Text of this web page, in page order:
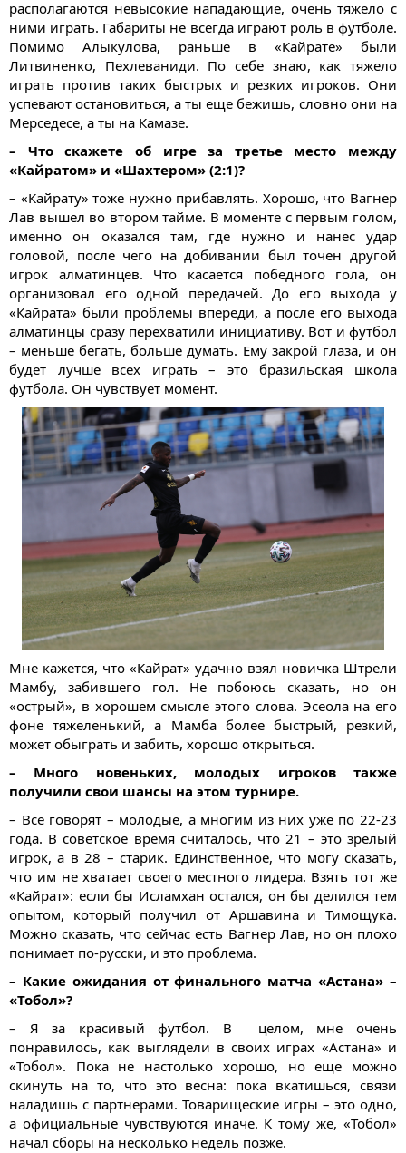
располагаются невысокие нападающие, очень тяжело с
ними играть. Габариты не всегда играют роль в футболе.
Помимо Алыкулова, раньше в «Кайрате» были
Литвиненко, Пехлеваниди. По себе знаю, как тяжело
играть против таких быстрых и резких игроков. Они
успевают остановиться, а ты еще бежишь, словно они на
Мерседесе, а ты на Камазе.
– Что скажете об игре за третье место между
«Кайратом» и «Шахтером» (2:1)?
– «Кайрату» тоже нужно прибавлять. Хорошо, что Вагнер
Лав вышел во втором тайме. В моменте с первым голом,
именно он оказался там, где нужно и нанес удар
головой, после чего на добивании был точен другой
игрок алматинцев. Что касается победного гола, он
организовал его одной передачей. До его выхода у
«Кайрата» были проблемы впереди, а после его выхода
алматинцы сразу перехватили инициативу. Вот и футбол
– меньше бегать, больше думать. Ему закрой глаза, и он
будет лучше всех играть – это бразильская школа
футбола. Он чувствует момент.
Мне кажется, что «Кайрат» удачно взял новичка Штрели
Мамбу, забившего гол. Не побоюсь сказать, но он
«острый», в хорошем смысле этого слова. Эсеола на его
фоне тяжеленький, а Мамба более быстрый, резкий,
может обыграть и забить, хорошо открыться.
– Много новеньких, молодых игроков также
получили свои шансы на этом турнире.
– Все говорят – молодые, а многим из них уже по 22-23
года. В советское время считалось, что 21 – это зрелый
игрок, а в 28 – старик. Единственное, что могу сказать,
что им не хватает своего местного лидера. Взять тот же
«Кайрат»: если бы Исламхан остался, он бы делился тем
опытом, который получил от Аршавина и Тимощука.
Можно сказать, что сейчас есть Вагнер Лав, но он плохо
понимает по-русски, и это проблема.
– Какие ожидания от финального матча «Астана» –
«Тобол»?
– Я за красивый футбол. В целом, мне очень
понравилось, как выглядели в своих играх «Астана» и
«Тобол». Пока не настолько хорошо, но еще можно
скинуть на то, что это весна: пока вкатишься, связи
наладишь с партнерами. Товарищеские игры – это одно,
а официальные чувствуются иначе. К тому же, «Тобол»
начал сборы на несколько недель позже.